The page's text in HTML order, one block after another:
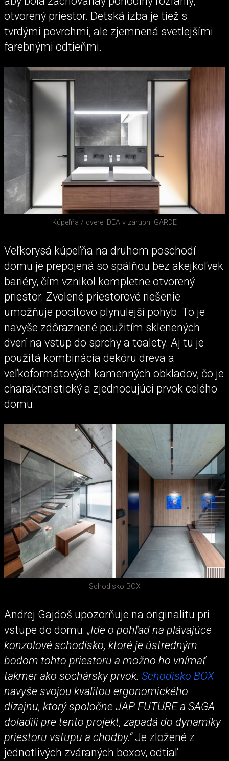
otvorený priestor. Detská izba je tiež s
tvrdými povrchmi, ale zjemnená svetlejšími
farebnými odtieňmi.
Kúpeľňa / dvere IDEA v zárubni GARDE
Veľkorysá kúpeľňa na druhom poschodí
domu je prepojená so spálňou bez akejkoľvek
bariéry, čím vznikol kompletne otvorený
priestor. Zvolené priestorové riešenie
umožňuje pocitovo plynulejší pohyb. To je
navyše zdôraznené použitím sklenených
dverí na vstup do sprchy a toalety. Aj tu je
použitá kombinácia dekóru dreva a
veľkoformátových kamenných obkladov, čo je
charakteristický a zjednocujúci prvok celého
domu.
Schodisko BOX
Andrej Gajdoš upozorňuje na originalitu pri
vstupe do domu: „Ide o pohľad na plávajúce
konzolové schodisko, ktoré je ústredným
bodom tohto priestoru a možno ho vnímať
takmer ako sochársky prvok. Schodisko BOX
navyše svojou kvalitou ergonomického
dizajnu, ktorý spoločne JAP FUTURE a SAGA
doladili pre tento projekt, zapadá do dynamiky
priestoru vstupu a chodby.“Je zložené z
jednotlivých zváraných boxov, odtiaľ